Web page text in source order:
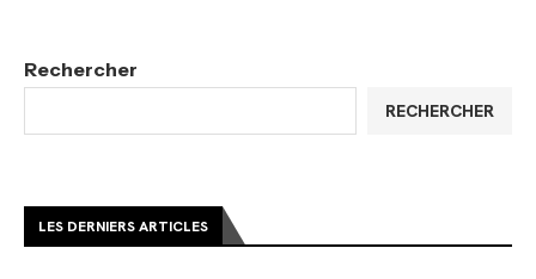
Rechercher
RECHERCHER
LES DERNIERS ARTICLES